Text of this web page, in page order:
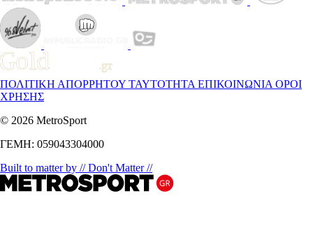
ΠΟΛΙΤΙΚΗ ΑΠΟΡΡΗΤΟΥ ΤΑΥΤΟΤΗΤΑ ΕΠΙΚΟΙΝΩΝΙΑ ΟΡΟΙ
ΧΡΗΣΗΣ
© 2026 MetroSport
ΓΕΜΗ: 059043304000
Built to matter by // Don't Matter //